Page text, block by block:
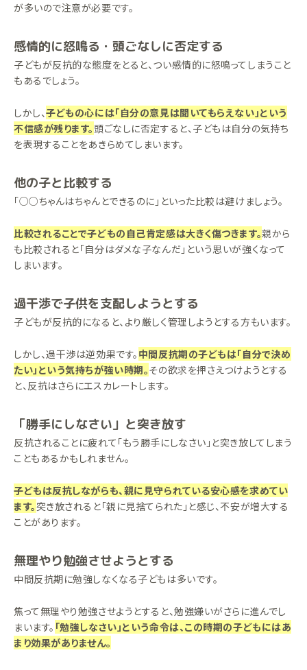
が多いので注意が必要です。
感情的に怒鳴る・頭ごなしに否定する
子どもが反抗的な態度をとると、つい感情的に怒鳴ってしまうこと
もあるでしょう。
しかし、子どもの心には「自分の意見は聞いてもらえない」という
不信感が残ります。 頭ごなしに否定すると、子どもは自分の気持ち
を表現することをあきらめてしまいます。
他の子と比較する
「○○ちゃんはちゃんとできるのに」といった比較は避けましょう。
比較されることで子どもの自己肯定感は大きく傷つきます。親から
も比較されると「自分はダメな子なんだ」という思いが強くなって
しまいます。
過干渉で子供を支配しようとする
子どもが反抗的になると、より厳しく管理しようとする方もいます。
しかし、過干渉は逆効果です。 中間反抗期の子どもは「自分で決め
たい」という気持ちが強い時期。その欲求を押さえつけようとする
と、反抗はさらにエスカレートします。
「勝手にしなさい」と突き放す
反抗されることに疲れて「もう勝手にしなさい」と突き放してしまう
こともあるかもしれません。
子どもは反抗しながらも、親に見守られている安心感を求めてい
ます。突き放されると「親に見捨てられた」と感じ、不安が増大する
ことがあります。
無理やり勉強させようとする
中間反抗期に勉強しなくなる子どもは多いです。
焦って無理やり勉強させようとすると、勉強嫌いがさらに進んでし
まいます。 「勉強しなさい」という命令は、この時期の子どもにはあ
まり効果がありません。